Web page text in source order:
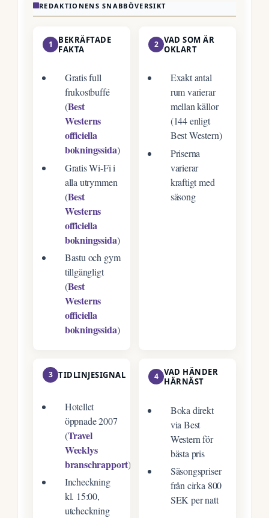
REDAKTIONENS SNABBÖVERSIKT
1
BEKRÄFTADE
FAKTA
Gratis full
frukostbuffé
(Best
Westerns
officiella
bokningssida)
Gratis Wi-Fi i
alla utrymmen
(Best
Westerns
officiella
bokningssida)
Bastu och gym
tillgängligt
(Best
Westerns
officiella
bokningssida)
2 VAD SOM ÄR
OKLART
Exakt antal
rum varierar
mellan källor
(144 enligt
Best Western)
Priserna
varierar
kraftigt med
säsong
3 TIDLINJESIGNAL
Hotellet
öppnade 2007
(Travel
Weeklys
branschrapport)
Incheckning
kl. 15:00,
utcheckning
4 VAD HÄNDER
HÄRNÄST
Boka direkt
via Best
Western för
bästa pris
Säsongspriser
från cirka 800
SEK per natt